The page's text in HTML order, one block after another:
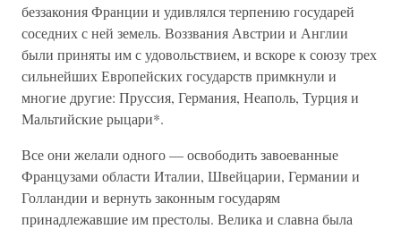
беззакония Франции и удивлялся терпению государей
соседних с ней земель. Воззвания Австрии и Англии
были приняты им с удовольствием, и вскоре к союзу трех
сильнейших Европейских государств примкнули и
многие другие: Пруссия, Германия, Неаполь, Турция и
Мальтийские рыцари*.
Все они желали одного — освободить завоеванные
Французами области Италии, Швейцарии, Германии и
Голландии и вернуть законным государям
принадлежавшие им престолы. Велика и славна была